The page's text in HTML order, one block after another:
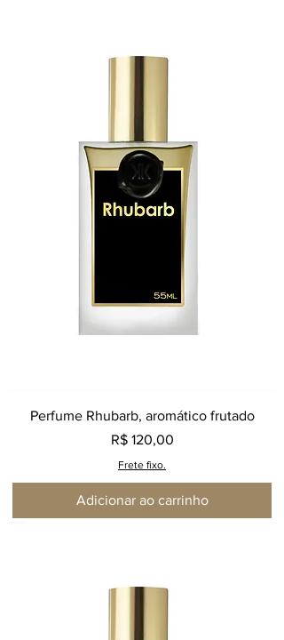
Perfume Rhubarb, aromático frutado
Preço
R$ 120,00
Frete fixo.
Adicionar ao carrinho